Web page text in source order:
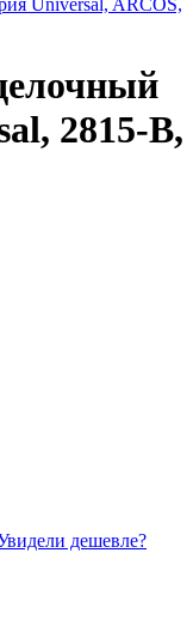
2815-B,
дешевле?